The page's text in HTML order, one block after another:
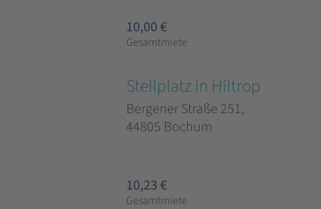
10,00 €
Gesamtmiete
Stellplatz in Hiltrop
Bergener Straße 251,
44805 Bochum
10,23 €
Gesamtmiete